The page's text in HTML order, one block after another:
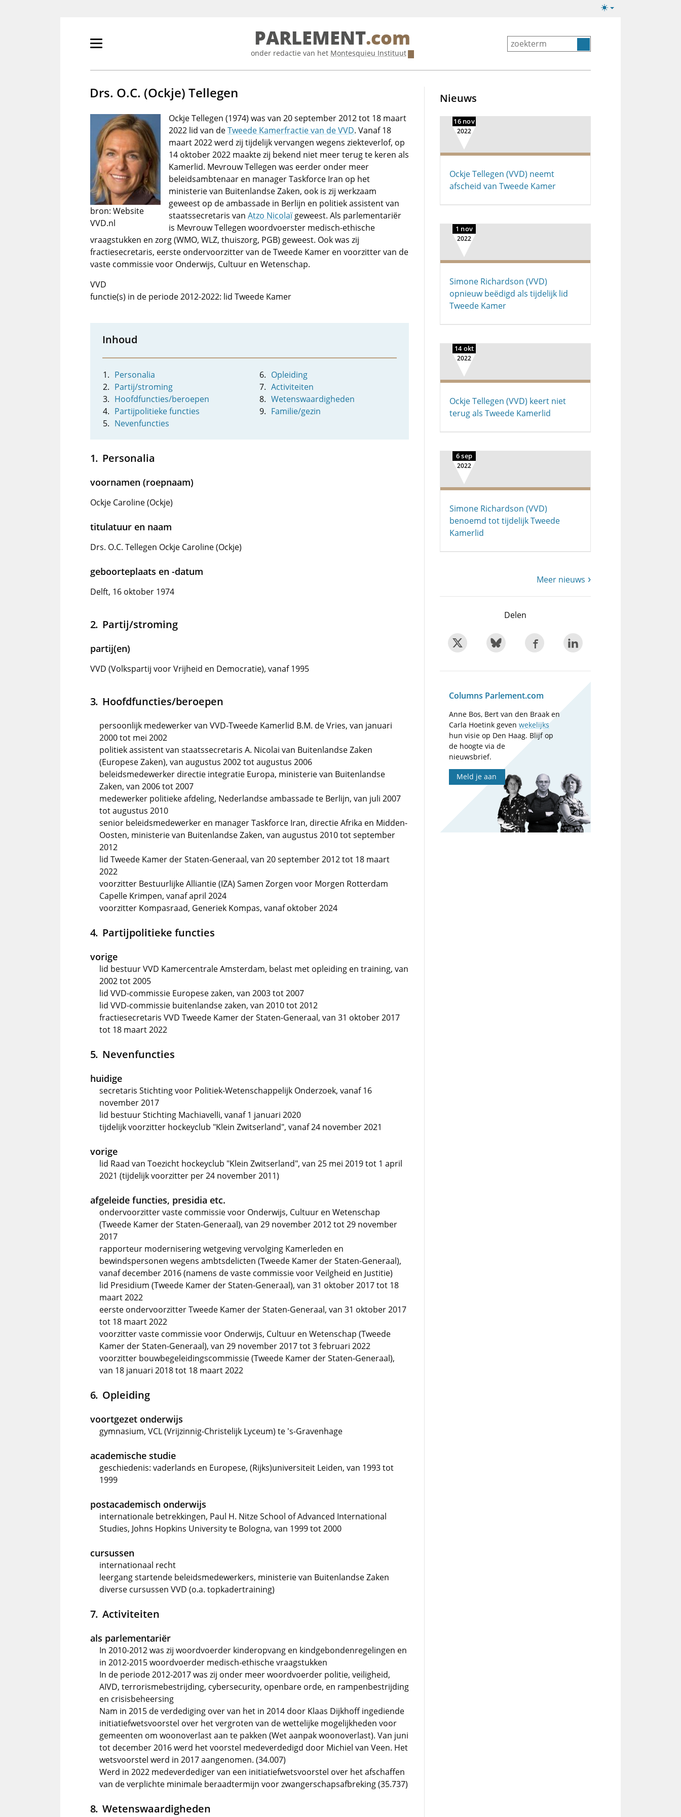
Lichte/donkere
Primair
tonen/verbergen
PARLEMENT.com
onder redactie van het Montesquieu Instituut
Drs. O.C. (Ockje) Tellegen
bron: Website
VVD.nl
Ockje Tellegen (1974) was van 20 september 2012 tot 18 maart
2022 lid van deTweede Kamerfractie van de VVD. Vanaf 18
maart 2022 werd zij tijdelijk vervangen wegens ziekteverlof, op
14 oktober 2022 maakte zij bekend niet meer terug te keren als
Kamerlid. Mevrouw Tellegen was eerder onder meer
beleidsambtenaar en manager Taskforce Iran op het
ministerie van Buitenlandse Zaken, ook is zij werkzaam
geweest op de ambassade in Berlijn en politiek assistent van
staatssecretaris van Atzo Nicolaïgeweest. Als parlementariër
is Mevrouw Tellegen woordvoerster medisch-ethische
vraagstukken en zorg (WMO, WLZ, thuiszorg, PGB) geweest. Ook was zij
fractiesecretaris, eerste ondervoorzitter van de Tweede Kamer en voorzitter van de
vaste commissie voor Onderwijs, Cultuur en Wetenschap.
VVD
functie(s) in de periode 2012-2022: lid Tweede Kamer
Inhoud
Personalia
Partij/stroming
Hoofdfuncties/beroepen
Partijpolitieke functies
Nevenfuncties
Opleiding
Activiteiten
Wetenswaardigheden
Familie/gezin
Personalia
voornamen (roepnaam)
Ockje Caroline (Ockje)
titulatuur en naam
Drs. O.C. Tellegen Ockje Caroline (Ockje)
geboorteplaats en -datum
Delft, 16 oktober 1974
Partij/stroming
partij(en)
VVD (Volkspartij voor Vrijheid en Democratie), vanaf 1995
Hoofdfuncties/beroepen
persoonlijk medewerker van VVD-Tweede Kamerlid B.M. de Vries, van januari
2000 tot mei 2002
politiek assistent van staatssecretaris A. Nicolai van Buitenlandse Zaken
(Europese Zaken), van augustus 2002 tot augustus 2006
beleidsmedewerker directie integratie Europa, ministerie van Buitenlandse
Zaken, van 2006 tot 2007
medewerker politieke afdeling, Nederlandse ambassade te Berlijn, van juli 2007
tot augustus 2010
senior beleidsmedewerker en manager Taskforce Iran, directie Afrika en Midden-
Oosten, ministerie van Buitenlandse Zaken, van augustus 2010 tot september
2012
lid Tweede Kamer der Staten-Generaal, van 20 september 2012 tot 18 maart
2022
voorzitter Bestuurlijke Alliantie (IZA) Samen Zorgen voor Morgen Rotterdam
Capelle Krimpen, vanaf april 2024
voorzitter Kompasraad, Generiek Kompas, vanaf oktober 2024
Partijpolitieke functies
vorige
lid bestuur VVD Kamercentrale Amsterdam, belast met opleiding en training, van
2002 tot 2005
lid VVD-commissie Europese zaken, van 2003 tot 2007
lid VVD-commissie buitenlandse zaken, van 2010 tot 2012
fractiesecretaris VVD Tweede Kamer der Staten-Generaal, van 31 oktober 2017
tot 18 maart 2022
Nevenfuncties
huidige
secretaris Stichting voor Politiek-Wetenschappelijk Onderzoek, vanaf 16
november 2017
lid bestuur Stichting Machiavelli, vanaf 1 januari 2020
tijdelijk voorzitter hockeyclub "Klein Zwitserland", vanaf 24 november 2021
vorige
lid Raad van Toezicht hockeyclub "Klein Zwitserland", van 25 mei 2019 tot 1 april
2021 (tijdelijk voorzitter per 24 november 2011)
afgeleide functies, presidia etc.
ondervoorzitter vaste commissie voor Onderwijs, Cultuur en Wetenschap
(Tweede Kamer der Staten-Generaal), van 29 november 2012 tot 29 november
2017
rapporteur modernisering wetgeving vervolging Kamerleden en
bewindspersonen wegens ambtsdelicten (Tweede Kamer der Staten-Generaal),
vanaf december 2016 (namens de vaste commissie voor Veilgheid en Justitie)
lid Presidium (Tweede Kamer der Staten-Generaal), van 31 oktober 2017 tot 18
maart 2022
eerste ondervoorzitter Tweede Kamer der Staten-Generaal, van 31 oktober 2017
tot 18 maart 2022
voorzitter vaste commissie voor Onderwijs, Cultuur en Wetenschap (Tweede
Kamer der Staten-Generaal), van 29 november 2017 tot 3 februari 2022
voorzitter bouwbegeleidingscommissie (Tweede Kamer der Staten-Generaal),
van 18 januari 2018 tot 18 maart 2022
Opleiding
voortgezet onderwijs
gymnasium, VCL (Vrijzinnig-Christelijk Lyceum) te 's-Gravenhage
academische studie
geschiedenis: vaderlands en Europese, (Rijks)universiteit Leiden, van 1993 tot
1999
postacademisch onderwijs
internationale betrekkingen, Paul H. Nitze School of Advanced International
Studies, Johns Hopkins University te Bologna, van 1999 tot 2000
cursussen
internationaal recht
leergang startende beleidsmedewerkers, ministerie van Buitenlandse Zaken
diverse cursussen VVD (o.a. topkadertraining)
Activiteiten
als parlementariër
In 2010-2012 was zij woordvoerder kinderopvang en kindgebondenregelingen en
in 2012-2015 woordvoerder medisch-ethische vraagstukken
In de periode 2012-2017 was zij onder meer woordvoerder politie, veiligheid,
AIVD, terrorismebestrijding, cybersecurity, openbare orde, en rampenbestrijding
en crisisbeheersing
Nam in 2015 de verdediging over van het in 2014 door Klaas Dijkhoff ingediende
initiatiefwetsvoorstel over het vergroten van de wettelijke mogelijkheden voor
gemeenten om woonoverlast aan te pakken (Wet aanpak woonoverlast). Van juni
tot december 2016 werd het voorstel medeverdedigd door Michiel van Veen. Het
wetsvoorstel werd in 2017 aangenomen. (34.007)
Werd in 2022 medeverdediger van een initiatiefwetsvoorstel over het afschaffen
van de verplichte minimale beraadtermijn voor zwangerschapsafbreking (35.737)
Wetenswaardigheden
Nieuws
16 nov
2022
Ockje Tellegen (VVD) neemt
afscheid van Tweede Kamer
1 nov
2022
Simone Richardson (VVD)
opnieuw beëdigd als tijdelijk lid
Tweede Kamer
14 okt
2022
Ockje Tellegen (VVD) keert niet
terug als Tweede Kamerlid
6 sep
2022
Simone Richardson (VVD)
benoemd tot tijdelijk Tweede
Kamerlid
Meer nieuws
Delen
Columns Parlement.com
Anne Bos, Bert van den Braak en
Carla Hoetink gevenwekelijks
hun visie op Den Haag. Blijf op
de hoogte via de
nieuwsbrief.
Meld je aan